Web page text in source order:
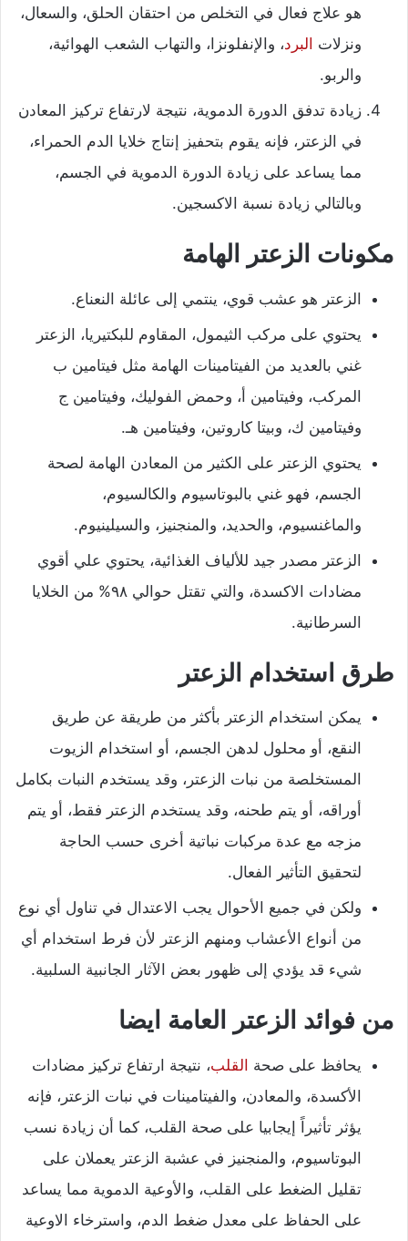
هو علاج فعال في التخلص من احتقان الحلق، والسعال،
ونزلات البرد، والإنفلونزا، والتهاب الشعب الهوائية،
والربو.
زيادة تدفق الدورة الدموية، نتيجة لارتفاع تركيز المعادن
في الزعتر، فإنه يقوم بتحفيز إنتاج خلايا الدم الحمراء،
مما يساعد على زيادة الدورة الدموية في الجسم،
وبالتالي زيادة نسبة الاكسجين.
مكونات الزعتر الهامة
الزعتر هو عشب قوي، ينتمي إلى عائلة النعناع.
يحتوي على مركب الثيمول، المقاوم للبكتيريا، الزعتر
غني بالعديد من الفيتامينات الهامة مثل فيتامين ب
المركب، وفيتامين أ، وحمض الفوليك، وفيتامين ج
وفيتامين ك، وبيتا كاروتين، وفيتامين هـ.
يحتوي الزعتر على الكثير من المعادن الهامة لصحة
الجسم، فهو غني بالبوتاسيوم والكالسيوم،
والماغنسيوم، والحديد، والمنجنيز، والسيلينيوم.
الزعتر مصدر جيد للألياف الغذائية، يحتوي علي أقوي
مضادات الاكسدة، والتي تقتل حوالي ٩٨% من الخلايا
السرطانية.
طرق استخدام الزعتر
يمكن استخدام الزعتر بأكثر من طريقة عن طريق
النقع، أو محلول لدهن الجسم، أو استخدام الزيوت
المستخلصة من نبات الزعتر، وقد يستخدم النبات بكامل
أوراقه، أو يتم طحنه، وقد يستخدم الزعتر فقط، أو يتم
مزجه مع عدة مركبات نباتية أخرى حسب الحاجة
لتحقيق التأثير الفعال.
ولكن في جميع الأحوال يجب الاعتدال في تناول أي نوع
من أنواع الأعشاب ومنهم الزعتر لأن فرط استخدام أي
شيء قد يؤدي إلى ظهور بعض الآثار الجانبية السلبية.
من فوائد الزعتر العامة ايضا
يحافظ على صحة القلب، نتيجة ارتفاع تركيز مضادات
الأكسدة، والمعادن، والفيتامينات في نبات الزعتر، فإنه
يؤثر تأثيراً إيجابيا على صحة القلب، كما أن زيادة نسب
البوتاسيوم، والمنجنيز في عشبة الزعتر يعملان على
تقليل الضغط على القلب، والأوعية الدموية مما يساعد
على الحفاظ على معدل ضغط الدم، واسترخاء الاوعية